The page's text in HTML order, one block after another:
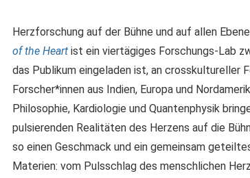
Herzforschung auf der Bühne und auf allen
of the Heart ist ein viertägiges Forschungs-Lab
das Publikum eingeladen ist, an crosskultureller
Forscher*innen aus Indien, Europa und
Philosophie, Kardiologie und Quantenphysik
pulsierenden Realitäten des Herzens auf die
so einen Geschmack und ein gemeinsam
Materien: vom Pulsschlag des menschlichen